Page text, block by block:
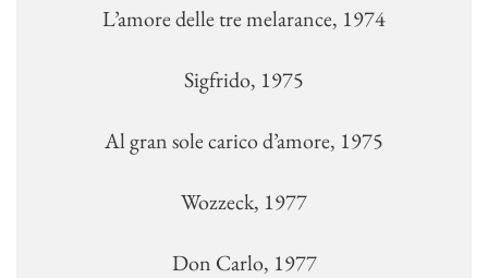
L’amore delle tre melarance, 1974
Sigfrido, 1975
Al gran sole carico d’amore, 1975
Wozzeck, 1977
Don Carlo, 1977